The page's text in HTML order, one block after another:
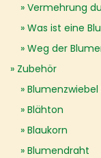
Vermehrung
Was ist eine
Weg der
Zubehör
Blumenzwiebel
Blähton
Blaukorn
Blumendraht